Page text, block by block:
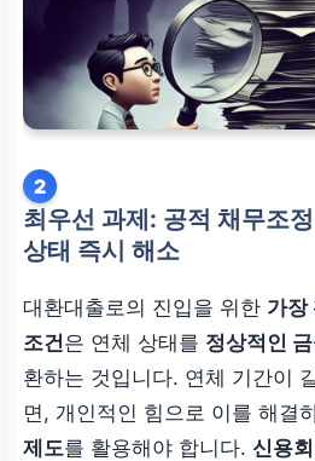
2
최우선 과제: 공적 채무조
상태 즉시 해소
대환대출로의 진입을 위한 가장
조건은 연체 상태를 정상적인
환하는 것입니다. 연체 기간이
면, 개인적인 힘으로 이를 해결
제도를 활용해야 합니다. 신용